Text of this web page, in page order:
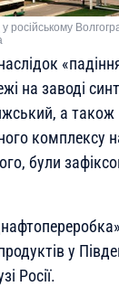
на заводі
а також
комплексу
були
у
Росії.